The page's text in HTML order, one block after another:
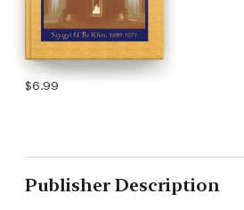
$6.99
Publisher Description